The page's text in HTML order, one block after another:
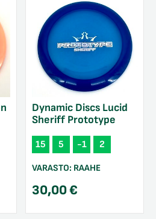
Dynamic Discs Lucid
Sheriff Prototype
15 5 -1 2
VARASTO: RAAHE
30,00€